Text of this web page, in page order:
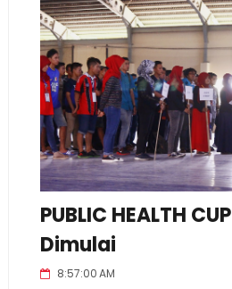
PUBLIC HEALTH
Dimulai
8:57:00 AM